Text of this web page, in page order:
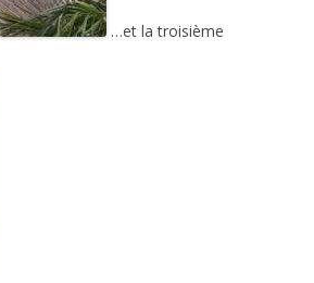
…et la troisième